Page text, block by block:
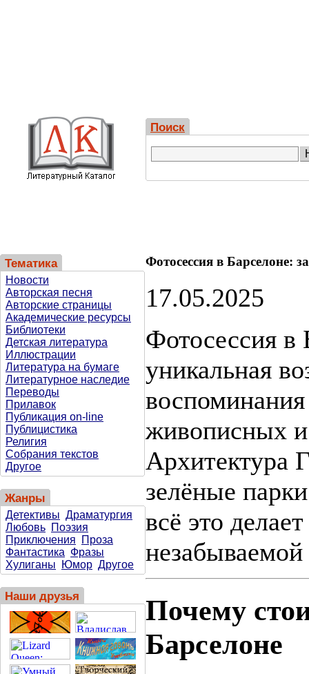
Поиск
Тематика
Новости
Авторская песня
Авторские страницы
Академические ресурсы
Библиотеки
Детская литература
Иллюстрации
Литература на бумаге
Литературное наследие
Переводы
Прилавок
Публикация on-line
Публицистика
Религия
Собрания текстов
Другое
Жанры
Детективы Драматургия
Любовь Поэзия
Приключения
Проза
Фантастика Фразы
Хулиганы
Юмор Другое
Наши друзья
Фотосессия в Барселоне:
17.05.2025
Фотосессия в
уникальная
живописных
Архитектура
зелёные
всё это
Почему
Барселоне